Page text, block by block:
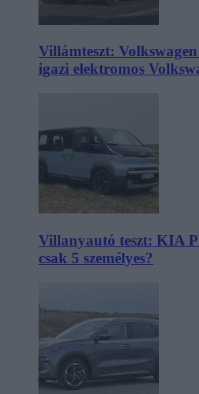
Villámteszt:
igazi elektromos
Villanyautó teszt: KIA
csak 5 személyes?